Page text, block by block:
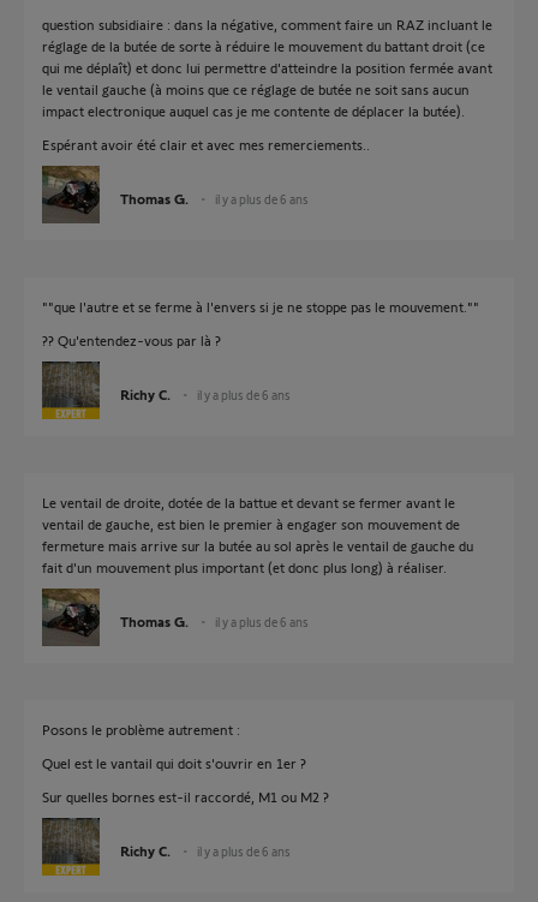
question subsidiaire : dans la négative, comment faire un RAZ incluant le
réglage de la butée de sorte à réduire le mouvement du battant droit (ce
qui me déplaît) et donc lui permettre d'atteindre la position fermée avant
le ventail gauche (à moins que ce réglage de butée ne soit sans aucun
impact electronique auquel cas je me contente de déplacer la butée).
Espérant avoir été clair et avec mes remerciements..
Thomas G. il y a plus de 6 ans
""que l'autre et se ferme à l'envers si je ne stoppe pas le mouvement.""
?? Qu'entendez-vous par là ?
Richy C. il y a plus de 6 ans
Le ventail de droite, dotée de la battue et devant se fermer avant le
ventail de gauche, est bien le premier à engager son mouvement de
fermeture mais arrive sur la butée au sol après le ventail de gauche du
fait d'un mouvement plus important (et donc plus long) à réaliser.
Thomas G. il y a plus de 6 ans
Posons le problème autrement :
Quel est le vantail qui doit s'ouvrir en 1er ?
Sur quelles bornes est-il raccordé, M1 ou M2 ?
Richy C. il y a plus de 6 ans